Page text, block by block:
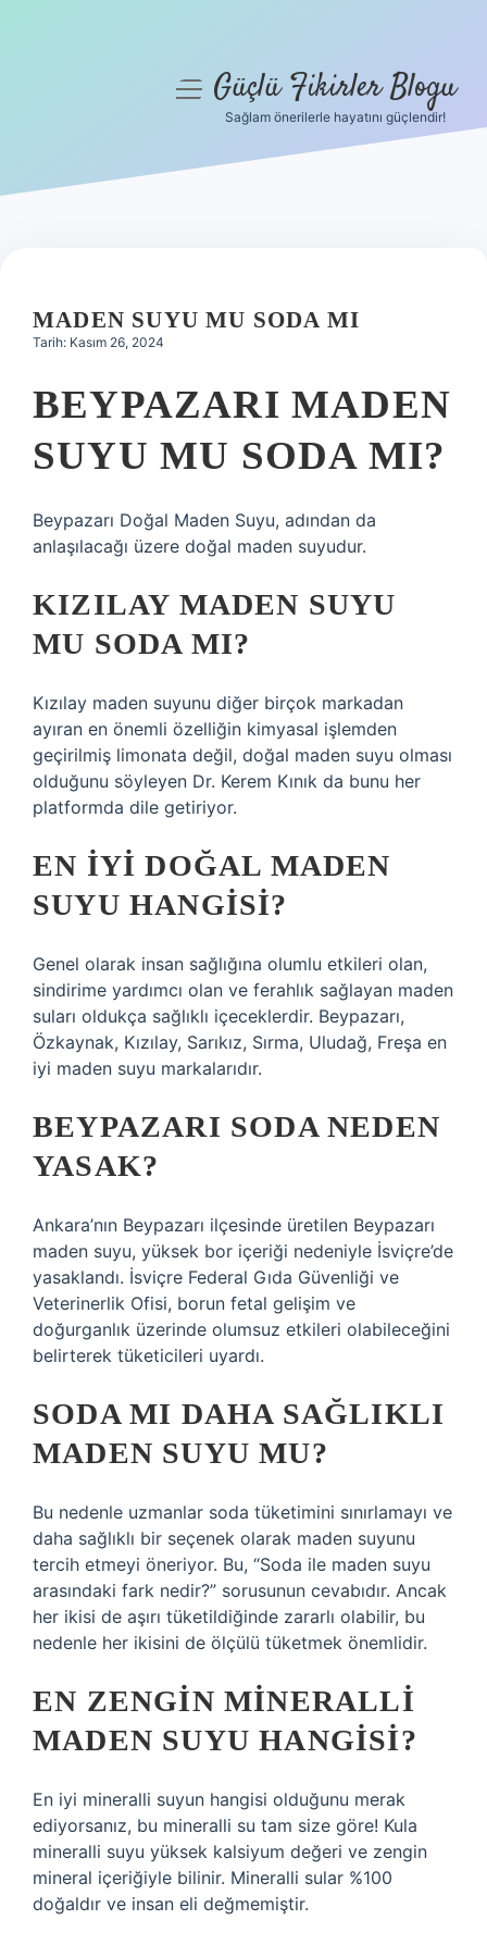
Hakkımızda
menüyüGüçlü Fikirler Blogu
Sağlam önerilerle hayatını güçlendir!
MADEN SUYU MU SODA MI
Tarih: Kasım 26, 2024
BEYPAZARI MADEN
SUYU MU SODA MI?
Beypazarı Doğal Maden Suyu, adından da
anlaşılacağı üzere doğal maden suyudur.
KIZILAY MADEN SUYU
MU SODA MI?
Kızılay maden suyunu diğer birçok markadan
ayıran en önemli özelliğin kimyasal işlemden
geçirilmiş limonata değil, doğal maden suyu olması
olduğunu söyleyen Dr. Kerem Kınık da bunu her
platformda dile getiriyor.
EN IYI DOĞAL MADEN
SUYU HANGISI?
Genel olarak insan sağlığına olumlu etkileri olan,
sindirime yardımcı olan ve ferahlık sağlayan maden
suları oldukça sağlıklı içeceklerdir. Beypazarı,
Özkaynak, Kızılay, Sarıkız, Sırma, Uludağ, Freşa en
iyi maden suyu markalarıdır.
BEYPAZARI SODA NEDEN
YASAK?
Ankara’nın Beypazarı ilçesinde üretilen Beypazarı
maden suyu, yüksek bor içeriği nedeniyle İsviçre’de
yasaklandı. İsviçre Federal Gıda Güvenliği ve
Veterinerlik Ofisi, borun fetal gelişim ve
doğurganlık üzerinde olumsuz etkileri olabileceğini
belirterek tüketicileri uyardı.
SODA MI DAHA SAĞLIKLI
MADEN SUYU MU?
Bu nedenle uzmanlar soda tüketimini sınırlamayı ve
daha sağlıklı bir seçenek olarak maden suyunu
tercih etmeyi öneriyor. Bu, “Soda ile maden suyu
arasındaki fark nedir?” sorusunun cevabıdır. Ancak
her ikisi de aşırı tüketildiğinde zararlı olabilir, bu
nedenle her ikisini de ölçülü tüketmek önemlidir.
EN ZENGIN MINERALLI
MADEN SUYU HANGISI?
En iyi mineralli suyun hangisi olduğunu merak
ediyorsanız, bu mineralli su tam size göre! Kula
mineralli suyu yüksek kalsiyum değeri ve zengin
mineral içeriğiyle bilinir. Mineralli sular %100
doğaldır ve insan eli değmemiştir.